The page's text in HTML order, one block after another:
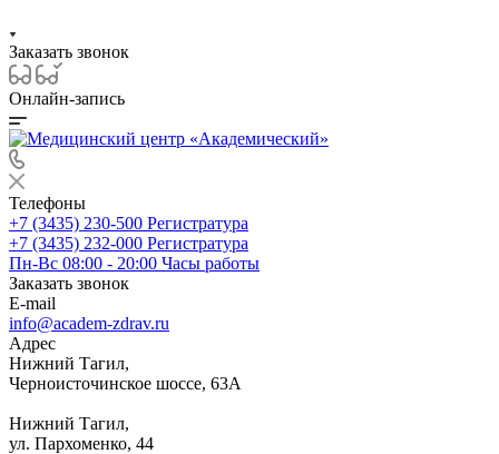
Заказать звонок
Онлайн-запись
Телефоны
+7 (3435) 230-500 Регистратура
+7 (3435) 232-000 Регистратура
Пн-Вс 08:00 - 20:00 Часы работы
Заказать звонок
E-mail
info@academ-zdrav.ru
Адрес
Нижний Тагил,
Черноисточинское шоссе, 63А
Нижний Тагил,
ул. Пархоменко, 44